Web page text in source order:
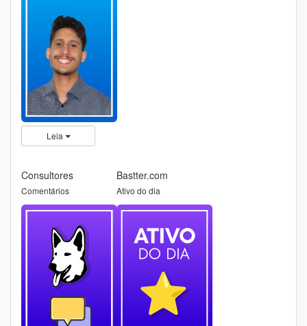
Leia
Consultores
Comentários
Bastter.com
Ativo do dia